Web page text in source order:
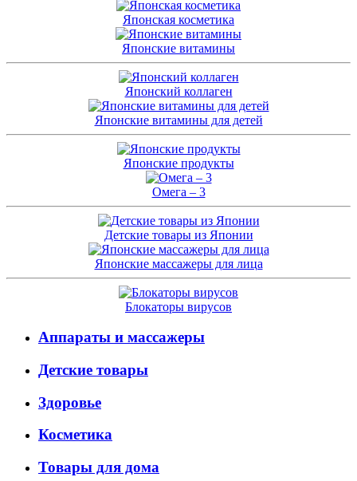
Японская косметика
Японские витамины
Японский коллаген
Японские витамины для детей
Японские продукты
Омега – 3
Детские товары из Японии
Японские массажеры для лица
Блокаторы вирусов
Аппараты и массажеры
Детские товары
Здоровье
Косметика
Товары для дома